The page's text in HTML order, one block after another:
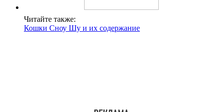
Читайте также:
Кошки Сноу Шу и их содержание